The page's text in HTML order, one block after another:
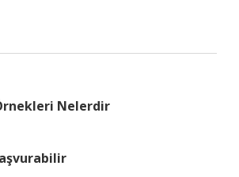
Nelerdir